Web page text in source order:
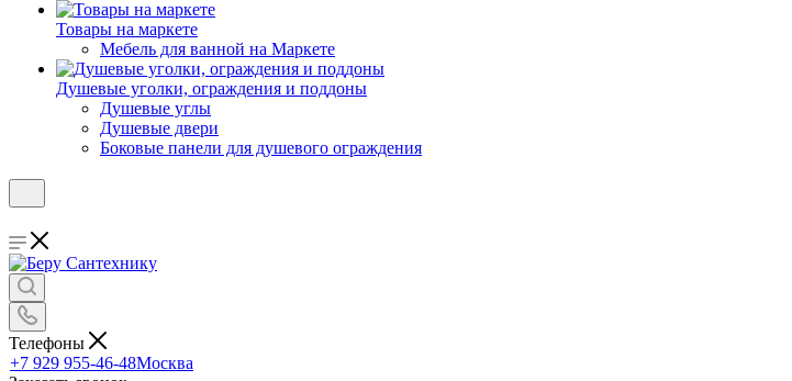
Товары на маркете
Мебель для ванной на Маркете
Душевые уголки, ограждения и поддоны
Душевые углы
Душевые двери
Боковые панели для душевого ограждения
Телефоны
+7 929 955-46-48Москва